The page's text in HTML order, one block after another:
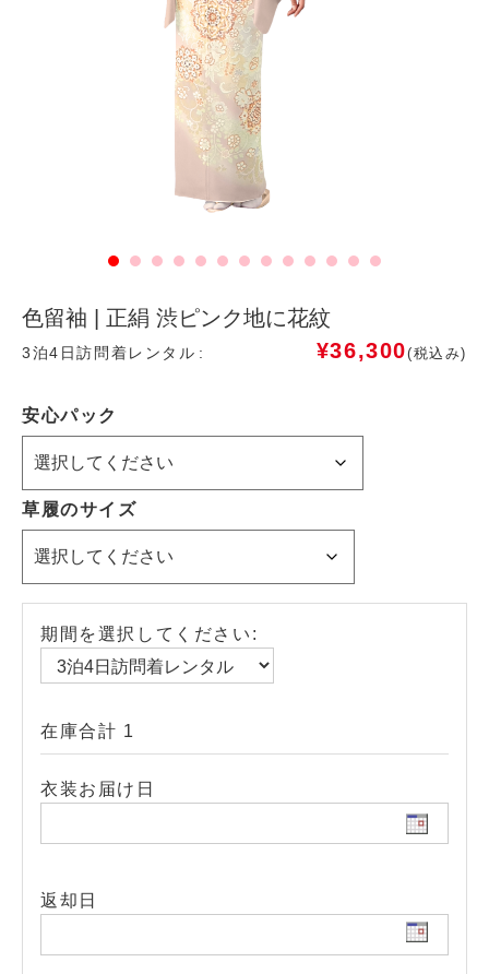
色留袖 | 正絹 渋ピンク地に花紋
3泊4日訪問着レンタル ¥36,300(税込み)
安心パック
草履のサイズ
期間を選択してください:
在庫合計 1
衣装お届け日
返却日